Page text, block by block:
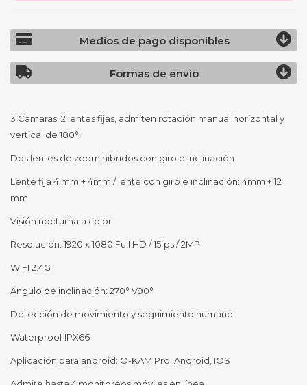
Medios de pago disponibles
Formas de envío
3 Camaras: 2 lentes fijas, admiten rotación manual horizontal y
vertical de 180°
Dos lentes de zoom hibridos con giro e inclinación
Lente fija 4 mm + 4mm / lente con giro e inclinación: 4mm + 12
mm
Visión nocturna a color
Resolución: 1920 x 1080 Full HD / 15fps / 2MP
WIFI 2.4G
Ángulo de inclinación: 270° V90°
Detección de movimiento y seguimiento humano
Waterproof IPX66
Aplicación para android: O-KAM Pro, Android, IOS